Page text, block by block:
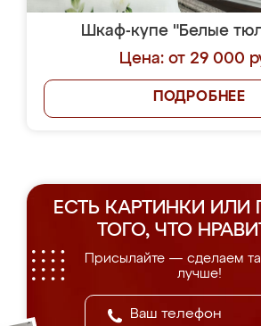
Шкаф-купе "Белые
Цена: от 29 000
ПОДРОБНЕЕ
ЕСТЬ КАРТИНКИ ИЛИ
ТОГО, ЧТО
Присылайте — сделаем
лучше!